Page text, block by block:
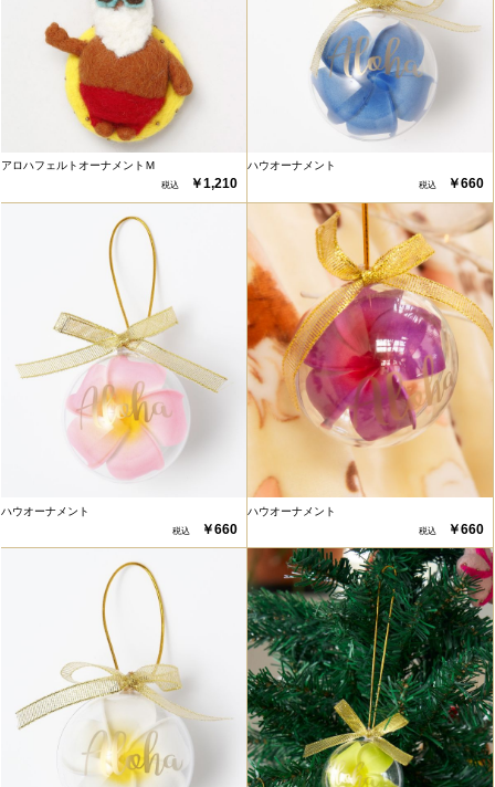
アロハフェルトオーナメントＭ
￥1,210
ハウオーナメント
￥660
ハウオーナメント
￥660
ハウオーナメント
￥660